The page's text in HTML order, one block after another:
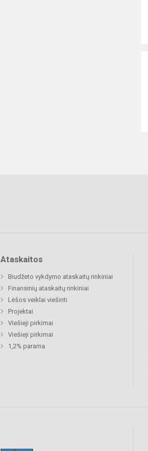
Ataskaitos
Biudžeto vykdymo ataskaitų rinkiniai
Finansinių ataskaitų rinkiniai
Lėšos veiklai viešinti
Projektai
Viešieji pirkimai
Viešieji pirkimai
1,2% parama